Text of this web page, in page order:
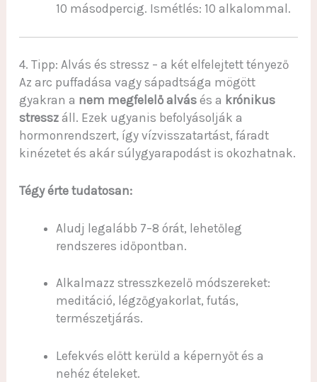
10 másodpercig. Ismétlés: 10 alkalommal.
4. Tipp: Alvás és stressz – a két elfelejtett tényező
Az arc puffadása vagy sápadtsága mögött
gyakran a nem megfelelő alvásés a krónikus
stresszáll. Ezek ugyanis befolyásolják a
hormonrendszert, így vízvisszatartást, fáradt
kinézetet és akár súlygyarapodást is okozhatnak.
Tégy érte tudatosan:
Aludj legalább 7–8 órát, lehetőleg
rendszeres időpontban.
Alkalmazz stresszkezelő módszereket:
meditáció, légzőgyakorlat, futás,
természetjárás.
Lefekvés előtt kerüld a képernyőt és a
nehéz ételeket.